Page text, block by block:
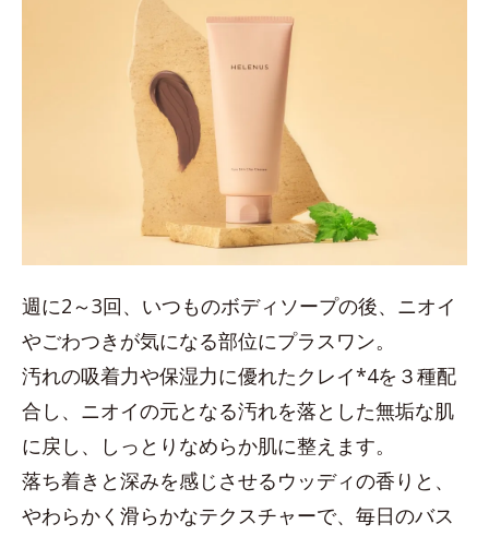
週に2～3回、いつものボディソープの後、ニオイ
やごわつきが気になる部位にプラスワン。
汚れの吸着力や保湿力に優れたクレイ*4を３種配
合し、ニオイの元となる汚れを落とした無垢な肌
に戻し、しっとりなめらか肌に整えます。
落ち着きと深みを感じさせるウッディの香りと、
やわらかく滑らかなテクスチャーで、毎日のバス